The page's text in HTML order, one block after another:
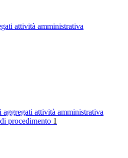
attività amministrativa
aggregati attività amministrativa
procedimento 1